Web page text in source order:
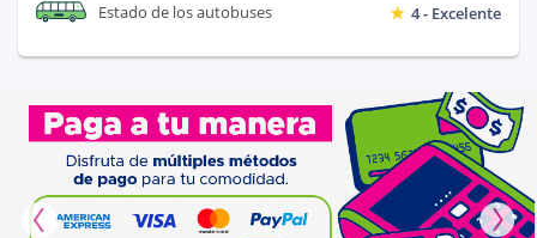
Estado de los autobuses 4 - Excelente